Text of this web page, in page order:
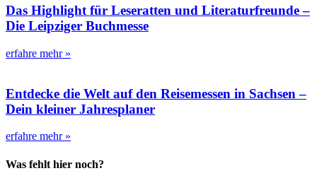
Das Highlight für Leseratten und Literaturfreunde –
Die Leipziger Buchmesse
erfahre mehr »
Entdecke die Welt auf den Reisemessen in Sachsen –
Dein kleiner Jahresplaner
erfahre mehr »
Was fehlt hier noch?